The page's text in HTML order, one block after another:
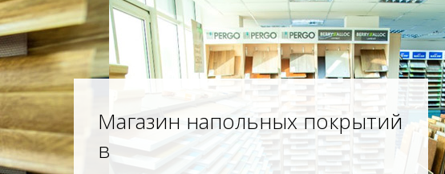
Магазин напольных покрытий
в